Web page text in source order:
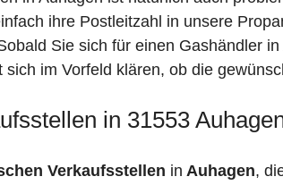
ihre Postleitzahl in unsere
Sie sich für einen Gashändler
im Vorfeld klären, ob die
in 31553
Verkaufsstellen in Auhagen,